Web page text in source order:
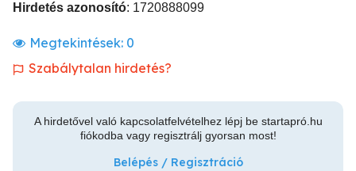
Hirdetés azonosító: 1720888099
Megtekintések: 0
Szabálytalan hirdetés?
A hirdetővel való kapcsolatfelvételhez lépj be startapró.hu
fiókodba vagy regisztrálj gyorsan most!
Belépés / Regisztráció